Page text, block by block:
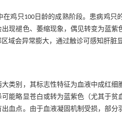
鸡只100日龄的成熟阶段。患病鸡
现褪色、萎缩现象，偶见转变为蓝紫
域会异常膨大，通过触诊可感知肝脏
类别，其标志性特征为血液中成红
能略显苍白或转为蓝紫色（尤其于
血点。由于血液凝固机制受损，部